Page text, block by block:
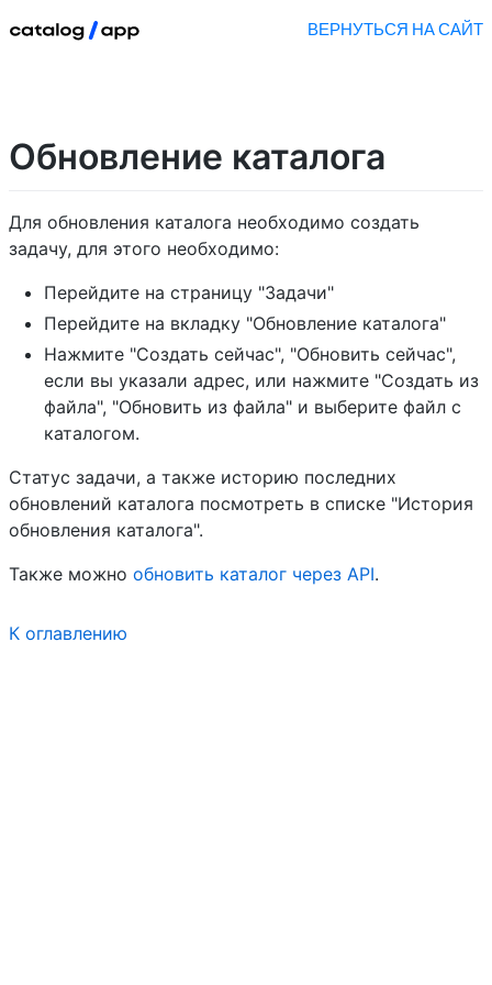
ВЕРНУТЬСЯ НА САЙТ
Обновление каталога
Для обновления каталога необходимо создать
задачу, для этого необходимо:
Перейдите на страницу "Задачи"
Перейдите на вкладку "Обновление каталога"
Нажмите "Создать сейчас", "Обновить сейчас",
если вы указали адрес, или нажмите "Создать из
файла", "Обновить из файла" и выберите файл с
каталогом.
Статус задачи, а также историю последних
обновлений каталога посмотреть в списке "История
обновления каталога".
Также можно обновить каталог через API.
К оглавлению